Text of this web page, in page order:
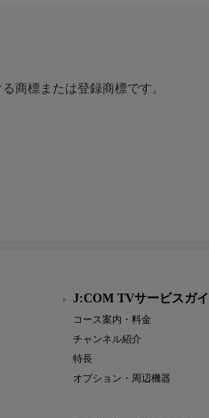
商標または登録商標です。
J:COM TVサービスガ
コース案内・料金
チャンネル紹介
特長
オプション・周辺機器